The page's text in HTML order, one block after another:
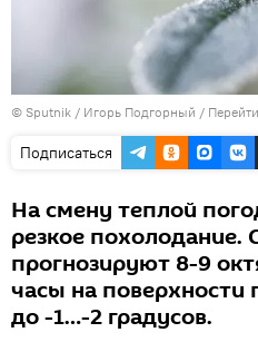
© Sputnik / Игорь Подгорный /
Подписаться
На смену теплой
резкое похолодание.
прогнозируют 8-9
часы на
до -1…-2 градусов.